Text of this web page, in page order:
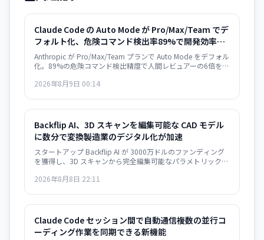
Claude Code の Auto Mode が Pro/Max/Team でデ
フォルト化、危険コマンド検出率89%で開発効率
25%向上
Anthropic が Pro/Max/Team プランで Auto Mode をデフォル
化。89%の危険コマンド検出精度で人間レビュアーの6倍を実
2026年8月9日 00:14
Backflip AI、3D スキャンを編集可能な CAD モデル
に数分で変換――製造業のデジタル化が加速
スタートアップ Backflip AI が 3000万ドルのファンディング
を獲得し、3D スキャンから完全編集可能なパラメトリック
Autodesk Fusion 対応で、従来は何時間もかかっていた作業
2026年8月8日 22:11
Claude Code セッション間で自動通信――複数の並行コ
ーディング作業を同期できる新機能